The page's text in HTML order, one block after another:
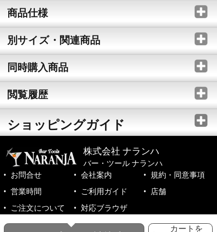
カートを
商品仕様
別サイズ・関連商品
同時購入商品
閲覧履歴
ショッピングガイド
株式会社 ナランハ
バー・ツール ナランハ
お問合せ
会社案内
規約・同意事項
営業時間
ご利用ガイド
店舗
ご注文について
対応ブラウザ
©1999-2026 NARANJA Inc. All Rights Reserved.